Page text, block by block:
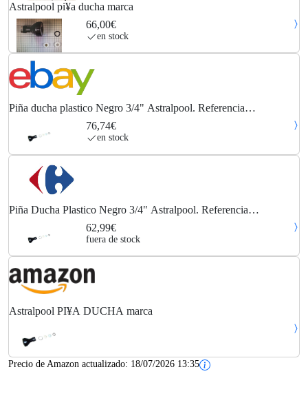
Astralpool pi¥a ducha marca
66,00€
en stock
Piña ducha plastico Negro 3/4" Astralpool. Referencia
76,74€
en stock
Piña Ducha Plastico Negro 3/4" Astralpool. Referencia
62,99€
fuera de stock
Astralpool PI¥A DUCHA marca
Precio de Amazon actualizado: 18/07/2026 13:35